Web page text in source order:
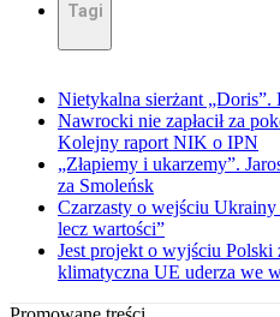
Tagi
Nietykalna sierżant
Nawrocki nie zapłacił za
Kolejny raport NIK o IPN
„Złapiemy i ukarzemy”.
za Smoleńsk
Czarzasty o wejściu
lecz wartości”
Jest projekt o wyjściu
klimatyczna UE uderza we